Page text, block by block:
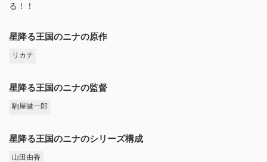
る！！
星降る王国のニナの原作
リカチ
星降る王国のニナの監督
駒屋健一郎
星降る王国のニナのシリーズ構成
山田由香